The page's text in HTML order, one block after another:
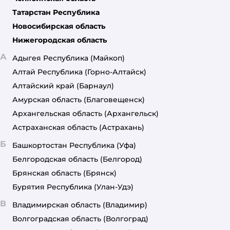
Татарстан Республика
Новосибирская область
Нижегородская область
А Адыгея Республика (Майкоп)
Алтай Республика (Горно-Алтайск)
Алтайский край (Барнаул)
Амурская область (Благовещенск)
Архангельская область (Архангельск)
Астраханская область (Астрахань)
Б Башкортостан Республика (Уфа)
Белгородская область (Белгород)
Брянская область (Брянск)
Бурятия Республика (Улан-Удэ)
В Владимирская область (Владимир)
Волгоградская область (Волгоград)